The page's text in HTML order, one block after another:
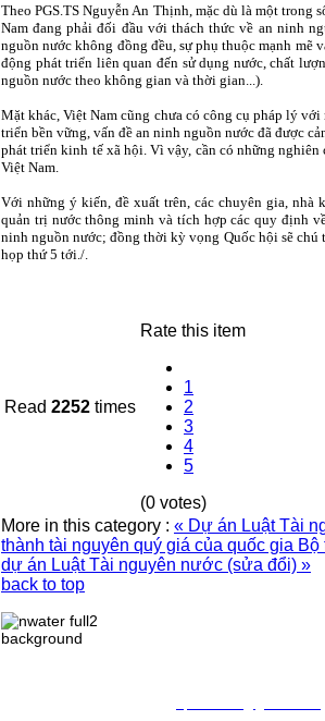
Theo PGS.TS Nguyễn An Thịnh, mặc dù là một
Nam đang phải đối đầu với thách thức về an ninh
nguồn nước không đồng đều, sự phụ thuộc mạnh mẽ
động phát triển liên quan đến sử dụng nước, chất
nguồn nước theo không gian và thời gian...).
Mặt khác, Việt Nam cũng chưa có công cụ pháp lý
triển bền vững, vấn đề an ninh nguồn nước đã được
phát triển kinh tế xã hội. Vì vậy, cần có những
Việt Nam.
Với những ý kiến, đề xuất trên, các chuyên gia, nhà
quản trị nước thông minh và tích hợp các quy định
ninh nguồn nước; đồng thời kỳ vọng Quốc hội sẽ
họp thứ 5 tới./.
Read 2252 times
Rate this item
1
2
3
4
5
(0 votes)
More in this category : « Dự án Luật Tài
thành tài nguyên quý giá của quốc gia Bộ
dự án Luật Tài nguyên nước (sửa đổi) »
back to top